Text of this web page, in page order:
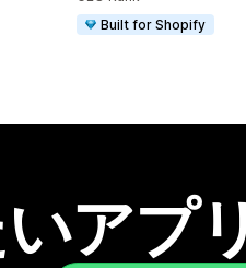
Built for Shopify
アプ